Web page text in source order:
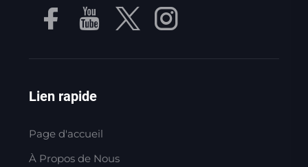
Lien rapide
Page d'accueil
À Propos de Nous